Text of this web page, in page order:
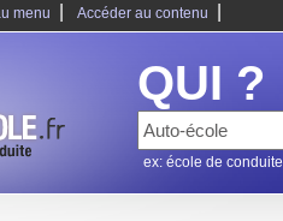
menu Accéder au contenu
QUI ?
ex: école de conduite